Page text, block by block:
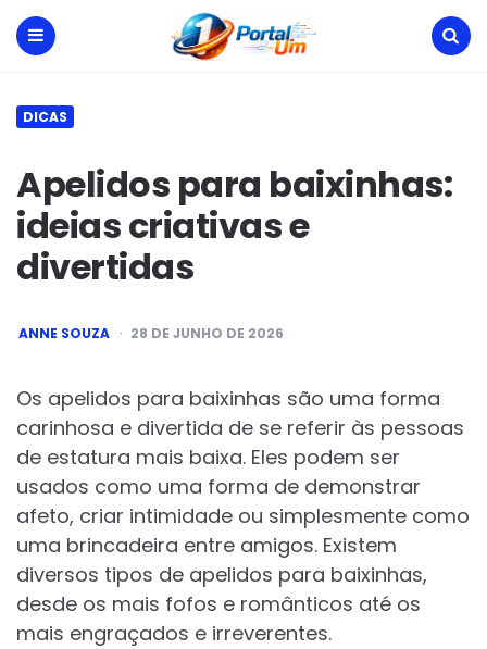
DICAS
Apelidos para baixinhas:
ideias criativas e
divertidas
POSTED
BY
ANNE SOUZA 28 DE JUNHO DE 2026
Os apelidos para baixinhas são uma forma
carinhosa e divertida de se referir às pessoas
de estatura mais baixa. Eles podem ser
usados como uma forma de demonstrar
afeto, criar intimidade ou simplesmente como
uma brincadeira entre amigos. Existem
diversos tipos de apelidos para baixinhas,
desde os mais fofos e românticos até os
mais engraçados e irreverentes.